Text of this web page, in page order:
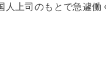
上司のもとで急遽働